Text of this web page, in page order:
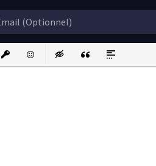
protected link
EmoticonsInsert hidden text
Insert QuoteInsert spoiler